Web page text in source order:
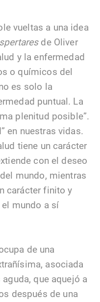
vueltas a una idea
de Oliver
y la enfermedad
o químicos del
es solo la
puntual. La
plenitud posible”.
en nuestras vidas.
tiene un carácter
con el deseo
mundo, mientras
carácter finito y
mundo a sí
de una
asociada
que aquejó a
después de una